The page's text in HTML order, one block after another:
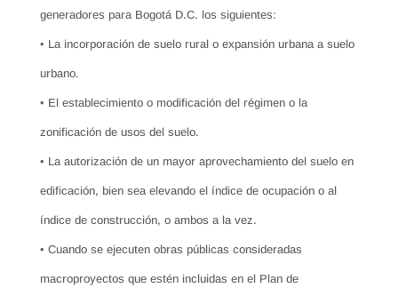
generadores para Bogotá D.C. los siguientes:
• La incorporación de suelo rural o expansión urbana a suelo
urbano.
• El establecimiento o modificación del régimen o la
zonificación de usos del suelo.
• La autorización de un mayor aprovechamiento del suelo en
edificación, bien sea elevando el índice de ocupación o al
índice de construcción, o ambos a la vez.
• Cuando se ejecuten obras públicas consideradas
macroproyectos que estén incluidas en el Plan de